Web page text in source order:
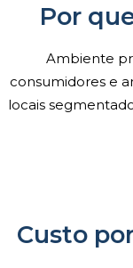
Por
Ambiente
consumidores e
locais
Custo